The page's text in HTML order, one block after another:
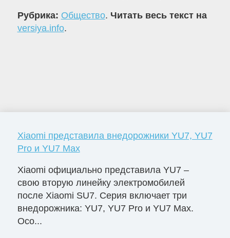
Рубрика: Общество. Читать весь текст на
versiya.info.
Xiaomi представила внедорожники YU7, YU7
Pro и YU7 Max
Xiaomi официально представила YU7 –
свою вторую линейку электромобилей
после Xiaomi SU7. Серия включает три
внедорожника: YU7, YU7 Pro и YU7 Max.
Осо...